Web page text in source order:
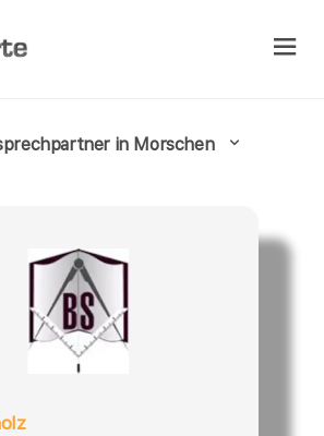
in Morschen